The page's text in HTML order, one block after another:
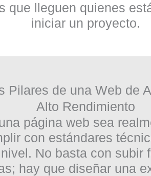
que lleguen quienes
iniciar un proyecto.
Pilares de una Web de
Alto Rendimiento
página web sea
con estándares
No basta con subir
hay que diseñar una